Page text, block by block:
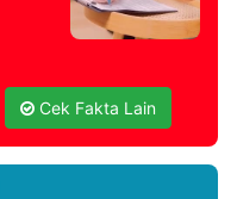
Cek Fakta Lain